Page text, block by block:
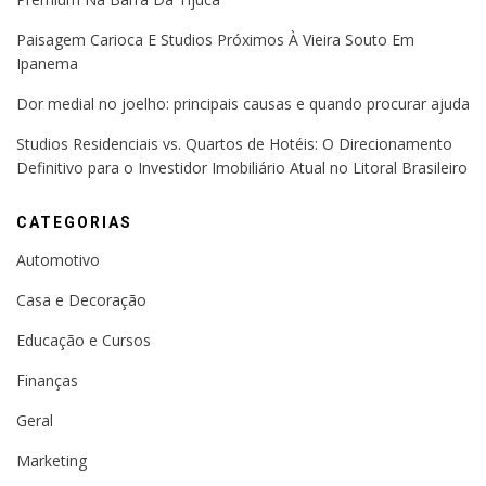
Paisagem Carioca E Studios Próximos À Vieira Souto Em
Ipanema
Dor medial no joelho: principais causas e quando procurar ajuda
Studios Residenciais vs. Quartos de Hotéis: O Direcionamento
Definitivo para o Investidor Imobiliário Atual no Litoral Brasileiro
CATEGORIAS
Automotivo
Casa e Decoração
Educação e Cursos
Finanças
Geral
Marketing